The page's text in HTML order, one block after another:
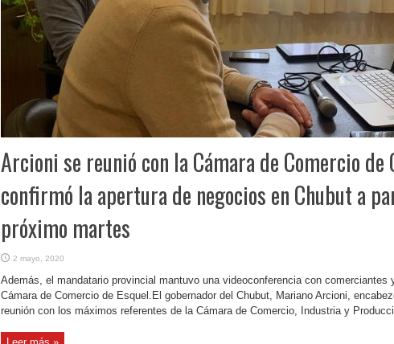
Arcioni se reunió con la Cámara de Comercio de
confirmó la apertura de negocios en Chubut a
próximo martes
2 mayo, 2020
Además, el mandatario provincial mantuvo una videoconferencia con comerciantes
Cámara de Comercio de Esquel.El gobernador del Chubut, Mariano Arcioni,
reunión con los máximos referentes de la Cámara de Comercio, Industria y